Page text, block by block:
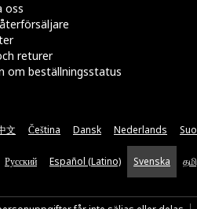
oss
returer
om beställningsstatus
文 Čeština Dansk Nederlands
Русский Español (Latino) Svenska